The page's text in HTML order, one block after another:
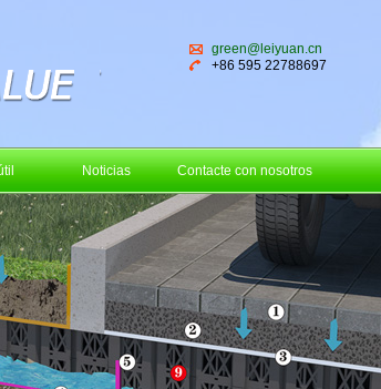
green@leiyuan.cn
+86 595 22788697
Noticias Contacte con nosotros